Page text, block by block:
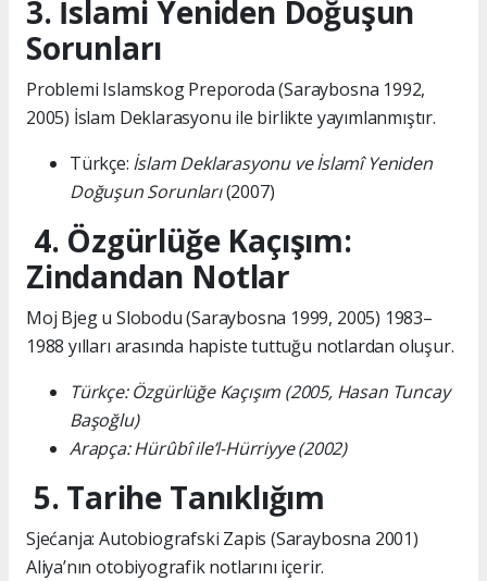
3. İslami Yeniden Doğuşun
Sorunları
Problemi Islamskog Preporoda (Saraybosna 1992,
2005) İslam Deklarasyonu ile birlikte yayımlanmıştır.
Türkçe: İslam Deklarasyonu ve İslamî Yeniden
Doğuşun Sorunları(2007)
4. Özgürlüğe Kaçışım:
Zindandan Notlar
Moj Bjeg u Slobodu (Saraybosna 1999, 2005) 1983–
1988 yılları arasında hapiste tuttuğu notlardan oluşur.
Türkçe: Özgürlüğe Kaçışım (2005, Hasan Tuncay
Başoğlu)
Arapça: Hürûbî ile’l-Hürriyye (2002)
5. Tarihe Tanıklığım
Sjećanja: Autobiografski Zapis (Saraybosna 2001)
Aliya’nın otobiyografik notlarını içerir.